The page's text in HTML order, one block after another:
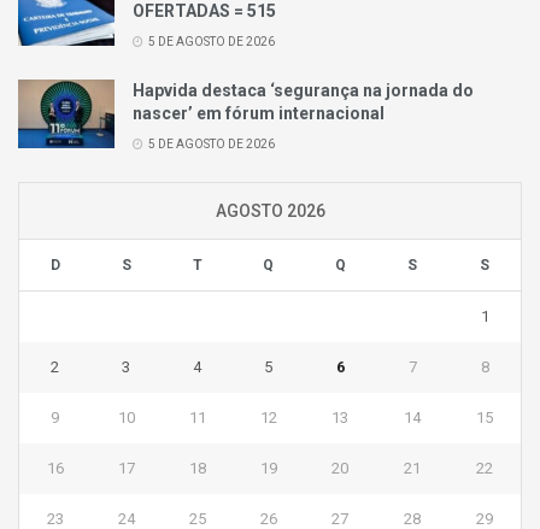
OFERTADAS = 515
5 DE AGOSTO DE 2026
Hapvida destaca ‘segurança na jornada do
nascer’ em fórum internacional
5 DE AGOSTO DE 2026
AGOSTO 2026
D S T Q Q S S
1
2 3 4 5 6 7 8
9 10 11 12 13 14 15
16 17 18 19 20 21 22
23 24 25 26 27 28 29